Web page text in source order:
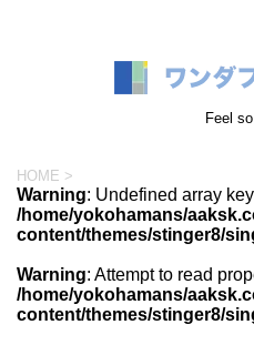
Feel
HOME >
Warning: Undefined array
/home/yokohamans/
content/themes/stinger8/
Warning: Attempt to read
/home/yokohamans/
content/themes/stinger8/